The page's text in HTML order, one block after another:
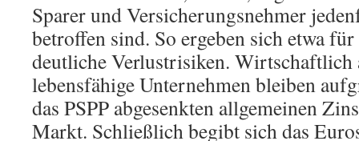
Sparer und Versicherungsnehmer
betroffen sind. So ergeben sich etwa
deutliche Verlustrisiken. Wirtschaftlich
lebensfähige Unternehmen bleiben
das PSPP abgesenkten allgemeinen
Markt. Schließlich begibt sich das